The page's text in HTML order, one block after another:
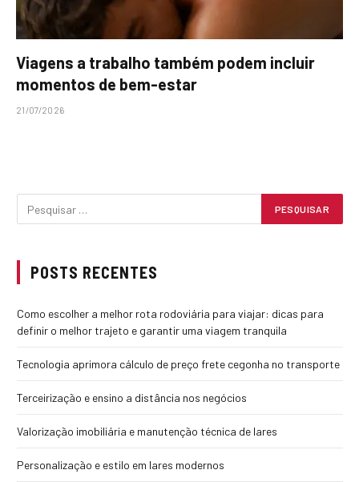
Viagens a trabalho também podem incluir
momentos de bem-estar
21/07/2026
POSTS RECENTES
Como escolher a melhor rota rodoviária para viajar: dicas para
definir o melhor trajeto e garantir uma viagem tranquila
Tecnologia aprimora cálculo de preço frete cegonha no transporte
Terceirização e ensino a distância nos negócios
Valorização imobiliária e manutenção técnica de lares
Personalização e estilo em lares modernos